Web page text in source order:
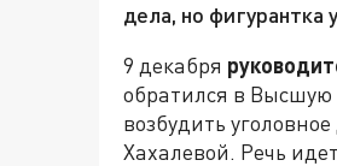
дела, но фигурантка
9 декабря
обратился в Высшую
возбудить
Хахалевой. Речь